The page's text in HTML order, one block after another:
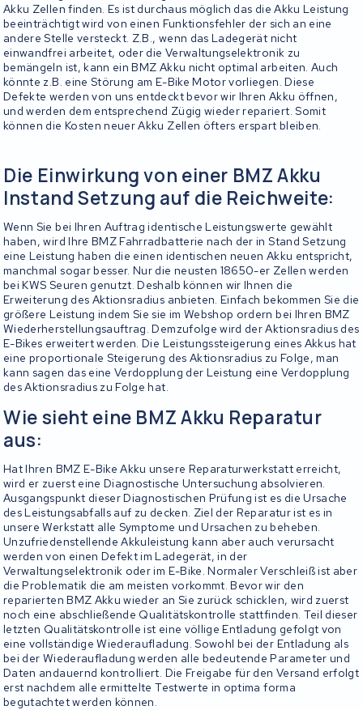
Akku Zellen finden. Es ist durchaus möglich das die Akku Leistung
beeinträchtigt wird von einen Funktionsfehler der sich an eine
andere Stelle versteckt. Z.B., wenn das Ladegerät nicht
einwandfrei arbeitet, oder die Verwaltungselektronik zu
bemängeln ist, kann ein BMZ Akku nicht optimal arbeiten. Auch
könnte z.B. eine Störung am E-Bike Motor vorliegen. Diese
Defekte werden von uns entdeckt bevor wir Ihren Akku öffnen,
und werden dem entsprechend Zügig wieder repariert. Somit
können die Kosten neuer Akku Zellen öfters erspart bleiben.
Die Einwirkung von einer BMZ Akku
Instand Setzung auf die Reichweite:
Wenn Sie bei Ihren Auftrag identische Leistungswerte gewählt
haben, wird Ihre BMZ Fahrradbatterie nach der in Stand Setzung
eine Leistung haben die einen identischen neuen Akku entspricht,
manchmal sogar besser. Nur die neusten 18650-er Zellen werden
bei KWS Seuren genutzt. Deshalb können wir Ihnen die
Erweiterung des Aktionsradius anbieten. Einfach bekommen Sie die
größere Leistung indem Sie sie im Webshop ordern bei Ihren BMZ
Wiederherstellungsauftrag. Demzufolge wird der Aktionsradius des
E-Bikes erweitert werden. Die Leistungssteigerung eines Akkus hat
eine proportionale Steigerung des Aktionsradius zu Folge, man
kann sagen das eine Verdopplung der Leistung eine Verdopplung
des Aktionsradius zu Folge hat.
Wie sieht eine BMZ Akku Reparatur
aus:
Hat Ihren BMZ E-Bike Akku unsere Reparaturwerkstatt erreicht,
wird er zuerst eine Diagnostische Untersuchung absolvieren.
Ausgangspunkt dieser Diagnostischen Prüfung ist es die Ursache
des Leistungsabfalls auf zu decken. Ziel der Reparatur ist es in
unsere Werkstatt alle Symptome und Ursachen zu beheben.
Unzufriedenstellende Akkuleistung kann aber auch verursacht
werden von einen Defekt im Ladegerät, in der
Verwaltungselektronik oder im E-Bike. Normaler Verschleiß ist aber
die Problematik die am meisten vorkommt. Bevor wir den
reparierten BMZ Akku wieder an Sie zurück schicklen, wird zuerst
noch eine abschließende Qualitätskontrolle stattfinden. Teil dieser
letzten Qualitätskontrolle ist eine völlige Entladung gefolgt von
eine vollständige Wiederaufladung. Sowohl bei der Entladung als
bei der Wiederaufladung werden alle bedeutende Parameter und
Daten andauernd kontrolliert. Die Freigabe für den Versand erfolgt
erst nachdem alle ermittelte Testwerte in optima forma
begutachtet werden können.